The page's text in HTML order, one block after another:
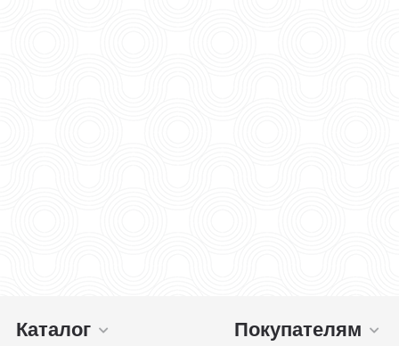
Каталог Покупателям